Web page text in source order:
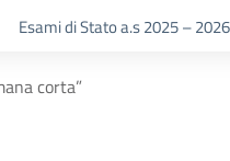
Esami di Stato a.s 2025 – 2026
corta”